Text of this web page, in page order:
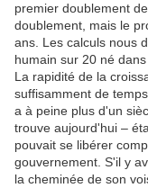
premier doublement
doublement, mais le
ans. Les calculs nous
humain sur 20 né
La rapidité de la
suffisamment de
a à peine plus d'un
trouve aujourd'hui –
pouvait se libérer
gouvernement. S'il y
la cheminée de son